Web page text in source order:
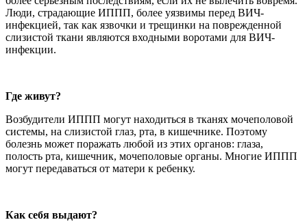
Люди, страдающие ИППП, более уязвимы перед ВИЧ-
инфекцией, так как язвочки и трещинки на поврежденной
слизистой ткани являются входными воротами для ВИЧ-
инфекции.
Где живут?
Возбудители ИППП могут находиться в тканях мочеполовой
системы, на слизистой глаз, рта, в кишечнике. Поэтому
болезнь может поражать любой из этих органов: глаза,
полость рта, кишечник, мочеполовые органы. Многие ИППП
могут передаваться от матери к ребенку.
Как себя выдают?